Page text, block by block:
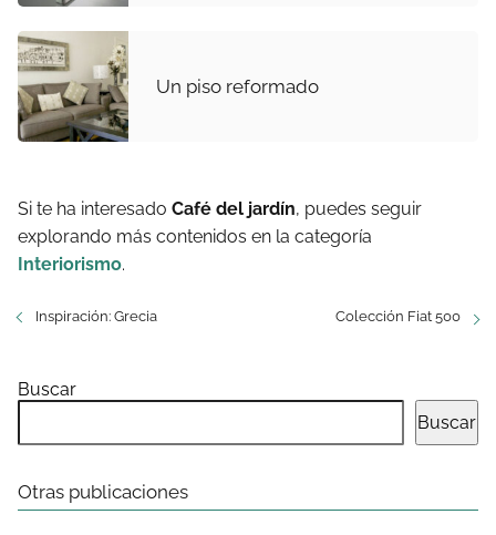
Un piso reformado
Si te ha interesado Café del jardín, puedes seguir
explorando más contenidos en la categoría
Interiorismo.
Inspiración: Grecia Colección Fiat 500
Buscar
Buscar
Otras publicaciones